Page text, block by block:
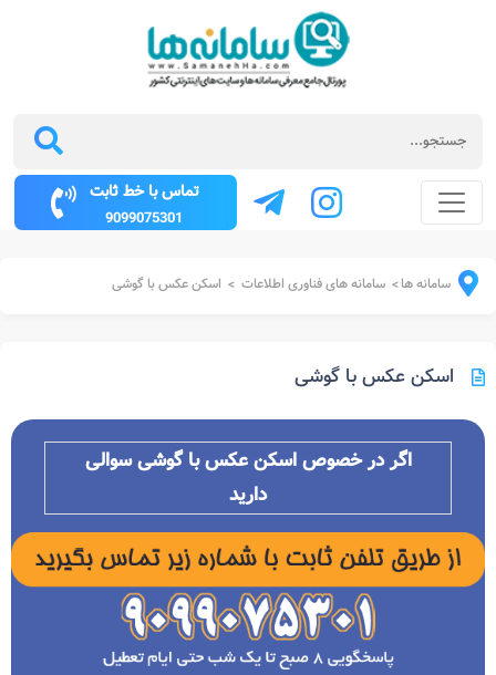
تماس با خط ثابت
9099075301
سامانه ها> سامانه های فناوری اطلاعات > اسکن عکس با گوشی
اسکن عکس با گوشی
اگر در خصوص اسکن عکس با گوشی سوالی
دارید